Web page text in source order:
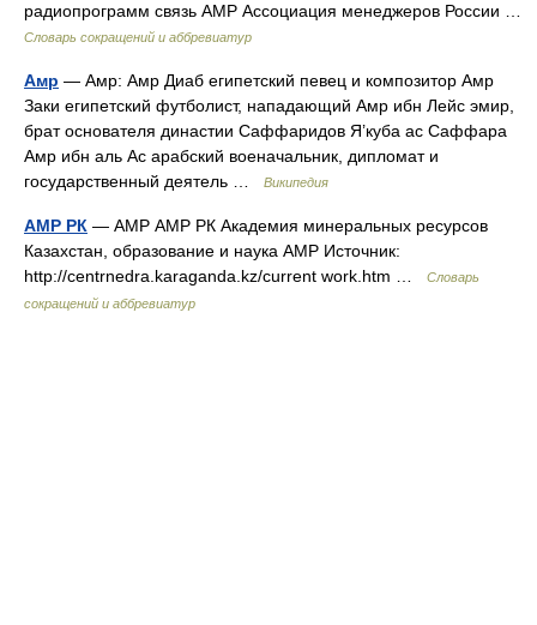
радиопрограмм связь АМР Ассоциация менеджеров России …
Словарь сокращений и аббревиатур
Амр — Амр: Амр Диаб египетский певец и композитор Амр
Заки египетский футболист, нападающий Амр ибн Лейс эмир,
брат основателя династии Саффаридов Я’куба ас Саффара
Амр ибн аль Ас арабский военачальник, дипломат и
государственный деятель …
Википедия
АМР РК — АМР АМР РК Академия минеральных ресурсов
Казахстан, образование и наука АМР Источник:
http://centrnedra.karaganda.kz/current work.htm …
Словарь
сокращений и аббревиатур